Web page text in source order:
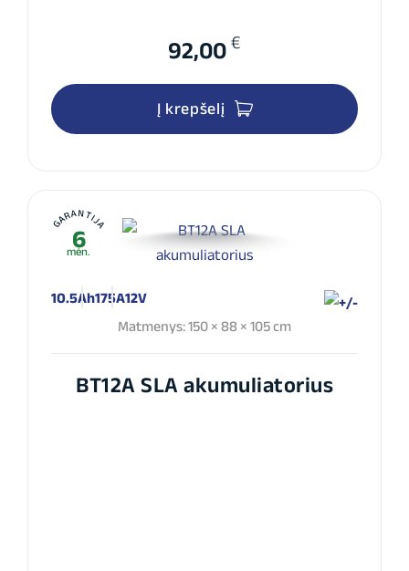
92,00 €
Į krepšelį
GARANTIJA
6
mėn.
10.5Ah175A12V
Matmenys: 150 × 88 × 105 cm
BT12A SLA akumuliatorius